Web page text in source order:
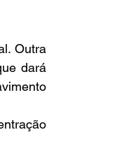
Outra
dará